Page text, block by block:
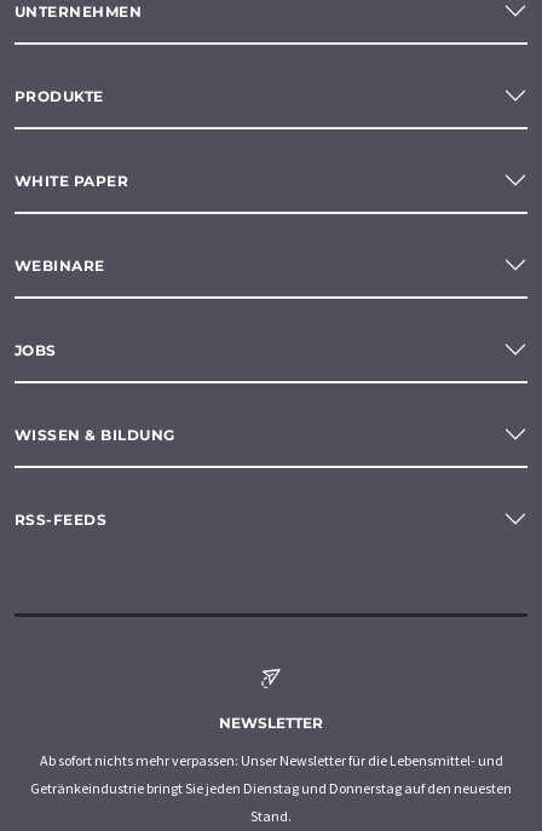
UNTERNEHMEN
PRODUKTE
WHITE PAPER
WEBINARE
JOBS
WISSEN & BILDUNG
RSS-FEEDS
NEWSLETTER
Ab sofort nichts mehr verpassen: Unser Newsletter für die Lebensmittel- und
Getränkeindustrie bringt Sie jeden Dienstag und Donnerstag auf den neuesten
Stand.